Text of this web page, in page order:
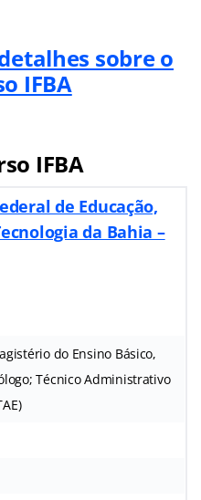
sobre o
IFBA
IFBA
de Educação,
da Bahia –
do Ensino Básico,
Técnico Administrativo